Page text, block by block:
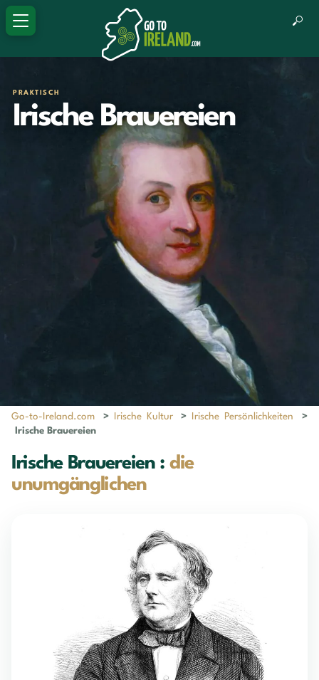
PRAKTISCH
Irische Brauereien
Go-to-Ireland.com > Irische Kultur > Irische Persönlichkeiten
>
Irische Brauereien
Irische Brauereien : die
unumgänglichen